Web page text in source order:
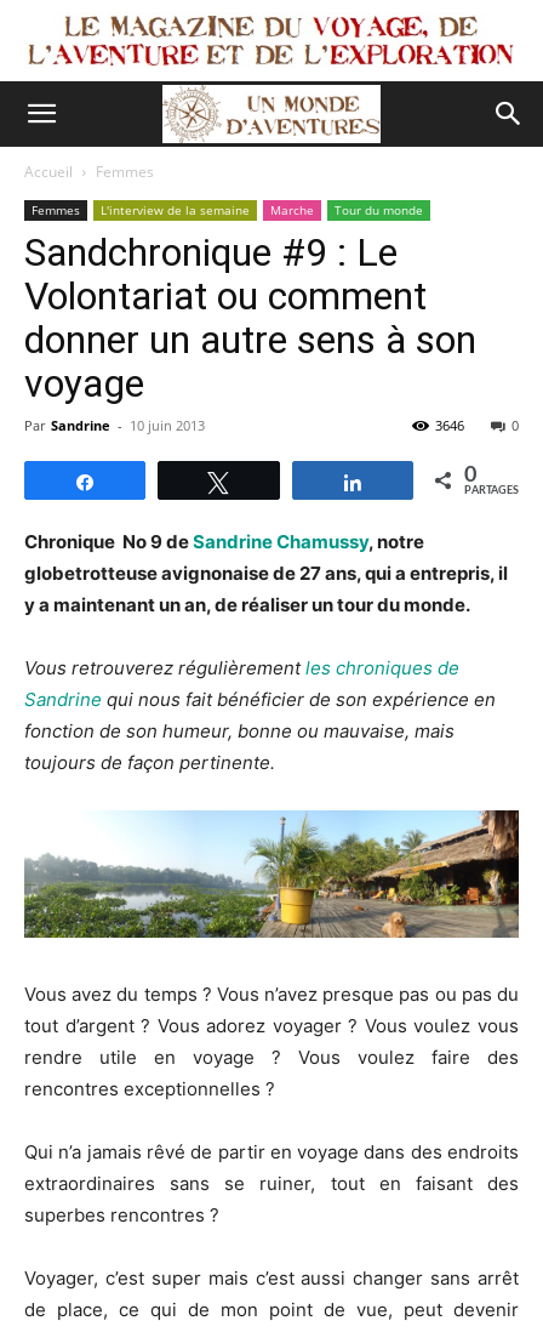
Accueil Femmes
Femmes L'interview de la semaine Marche Tour du monde
Sandchronique #9 : Le
Volontariat ou comment
donner un autre sens à son
voyage
Par Sandrine - 10 juin 2013 0
3646
Partagez 0
PARTAGES
Chronique No 9 deSandrine Chamussy, notre
globetrotteuse avignonaise de 27 ans, qui a entrepris, il
y a maintenant un an, de réaliser un tour du monde.
Vous retrouverez régulièrementles chroniques de
Sandrine qui nous fait bénéficier de son expérience en
fonction de son humeur, bonne ou mauvaise, mais
toujours de façon pertinente.
Vous avez du temps ? Vous n’avez presque pas ou pas du
tout d’argent ? Vous adorez voyager ? Vous voulez vous
rendre utile en voyage ? Vous voulez faire des
rencontres exceptionnelles ?
Qui n’a jamais rêvé de partir en voyage dans des endroits
extraordinaires sans se ruiner, tout en faisant des
superbes rencontres ?
Voyager, c’est super mais c’est aussi changer sans arrêt
de place, ce qui de mon point de vue, peut devenir